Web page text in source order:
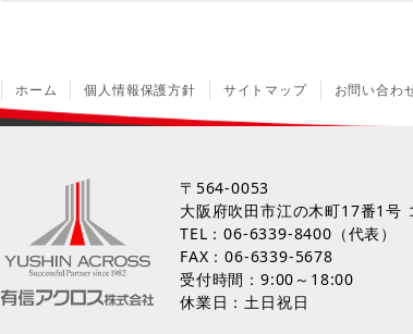
ホーム 個人情報保護方針 サイトマップ お問い合わ
〒564-0053
大阪府吹田市江の木町17番1号
TEL：06-6339-8400 （代表）
FAX：06-6339-5678
受付時間：9:00～18:00
休業日：土日祝日